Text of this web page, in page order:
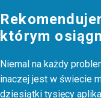
którym
Niemal na każdy
inaczej jest w świecie
dziesiątki tysięcy